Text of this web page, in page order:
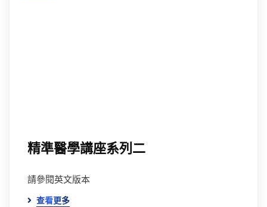
精準醫學講座系列二
請參閱英文版本
查看更多